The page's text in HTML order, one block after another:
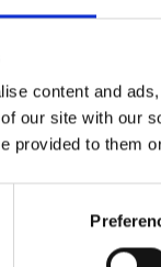
content and
our site with our
provided to them
Le
Accesso
Perché